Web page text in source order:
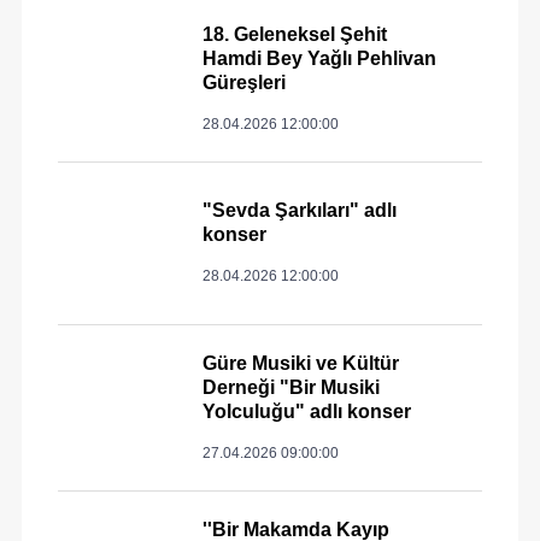
18. Geleneksel Şehit
Hamdi Bey Yağlı Pehlivan
Güreşleri
28.04.2026 12:00:00
"Sevda Şarkıları" adlı
konser
28.04.2026 12:00:00
Güre Musiki ve Kültür
Derneği "Bir Musiki
Yolculuğu" adlı konser
27.04.2026 09:00:00
''Bir Makamda Kayıp